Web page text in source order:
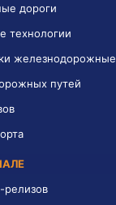
дороги
технологии
железнодорожные
путей
релизов